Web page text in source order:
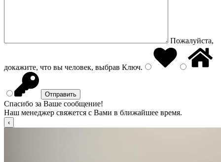
Пожалуйста,
докажите, что вы человек, выбрав Ключ.
Спасибо за Ваше сообщение!
Наш менеджер свяжется с Вами в ближайшее время.